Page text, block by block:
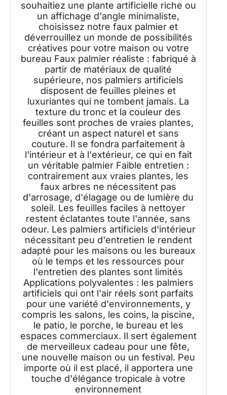
souhaitiez une plante artificielle riche ou
un affichage d'angle minimaliste,
choisissez notre faux palmier et
déverrouillez un monde de possibilités
créatives pour votre maison ou votre
bureau Faux palmier réaliste : fabriqué à
partir de matériaux de qualité
supérieure, nos palmiers artificiels
disposent de feuilles pleines et
luxuriantes qui ne tombent jamais. La
texture du tronc et la couleur des
feuilles sont proches de vraies plantes,
créant un aspect naturel et sans
couture. Il se fondra parfaitement à
l'intérieur et à l'extérieur, ce qui en fait
un véritable palmier Faible entretien :
contrairement aux vraies plantes, les
faux arbres ne nécessitent pas
d'arrosage, d'élagage ou de lumière du
soleil. Les feuilles faciles à nettoyer
restent éclatantes toute l'année, sans
odeur. Les palmiers artificiels d'intérieur
nécessitant peu d'entretien le rendent
adapté pour les maisons ou les bureaux
où le temps et les ressources pour
l'entretien des plantes sont limités
Applications polyvalentes : les palmiers
artificiels qui ont l'air réels sont parfaits
pour une variété d'environnements, y
compris les salons, les coins, la piscine,
le patio, le porche, le bureau et les
espaces commerciaux. Il sert également
de merveilleux cadeau pour une fête,
une nouvelle maison ou un festival. Peu
importe où il est placé, il apportera une
touche d'élégance tropicale à votre
environnement